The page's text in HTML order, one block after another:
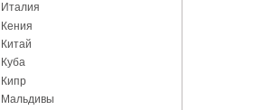
Италия
Кения
Китай
Куба
Кипр
Мальдивы